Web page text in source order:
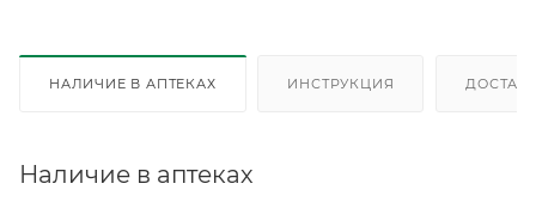
НАЛИЧИЕ В АПТЕКАХ ИНСТРУКЦИЯ
Наличие в аптеках